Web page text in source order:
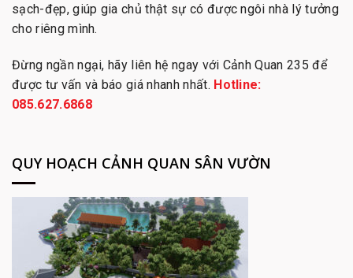
sạch-đẹp, giúp gia chủ thật sự có được ngôi nhà lý tưởng
cho riêng mình.
Đừng ngần ngại, hãy liên hệ ngay với Cảnh Quan 235 để
được tư vấn và báo giá nhanh nhất. Hotline:
085.627.6868
QUY HOẠCH CẢNH QUAN SÂN VƯỜN